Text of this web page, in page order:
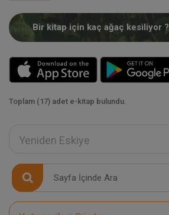
Bir kitap için kaç ağaç kesiliyor ?
Toplam (17) adet e-kitap bulundu.
Yeniden Eskiye